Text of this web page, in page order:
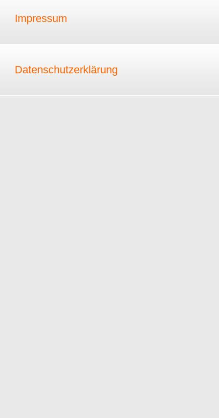
Impressum
Datenschutzerklärung